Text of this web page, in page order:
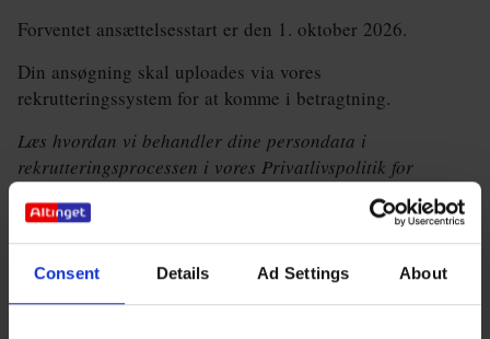
Consent Details Ad Settings About
Forventet ansættelsesstart er den 1. oktober 2026.
Din ansøgning skal uploades via vores
rekrutteringssystem for at komme i betragtning.
Læs hvordan vi behandler dine persondata i
rekrutteringsprocessen i vores Privatlivspolitik for
Lægeforeningen
Læs hvordan vi behandler dine persondata i